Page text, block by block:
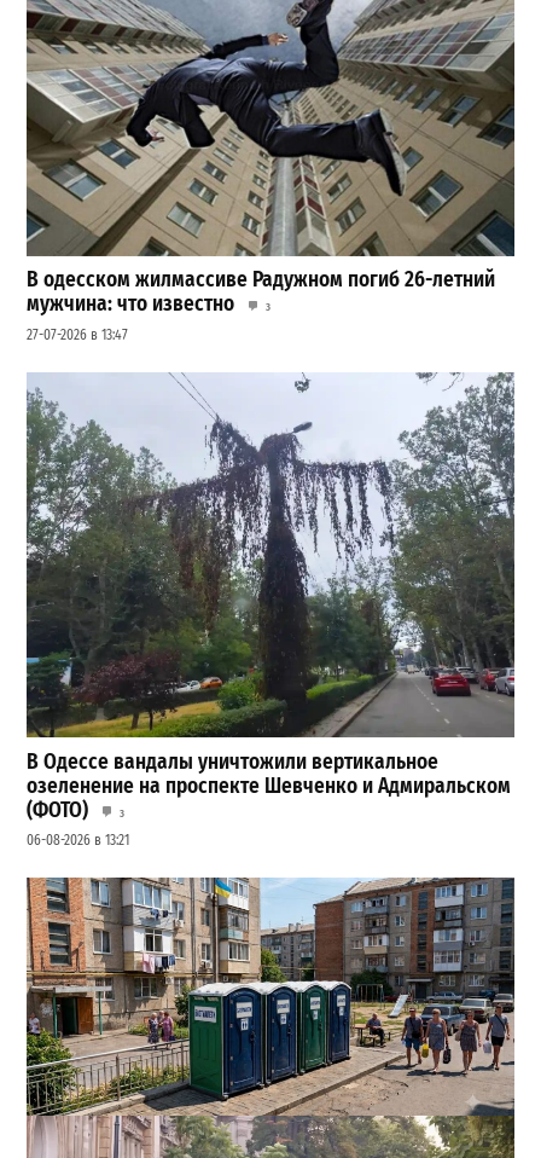
В одесском жилмассиве Радужном погиб 26-летний
мужчина: что известно
3
27-07-2026 в 13:47
В Одессе вандалы уничтожили вертикальное
озеленение на проспекте Шевченко и Адмиральском
(ФОТО)
3
06-08-2026 в 13:21